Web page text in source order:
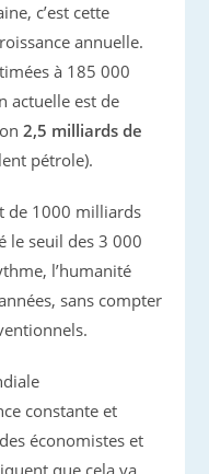
c’est cette
annuelle.
à 185 000
actuelle est de
2,5 milliards de
pétrole).
de 1000 milliards
le seuil des 3 000
l’humanité
sans compter
constante et
économistes et